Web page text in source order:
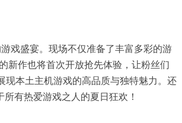
戏盛宴。现场不仅准备了丰富多彩的游
新作也将首次开放抢先体验，让粉丝们
现本土主机游戏的高品质与独特魅力。还
有热爱游戏之人的夏日狂欢！